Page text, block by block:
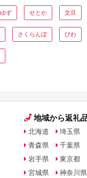
ゆず せとか 文旦
さくらんぼ びわ
地域から返礼
北海道
青森県
岩手県
宮城県
埼玉県
千葉県
東京都
神奈川県